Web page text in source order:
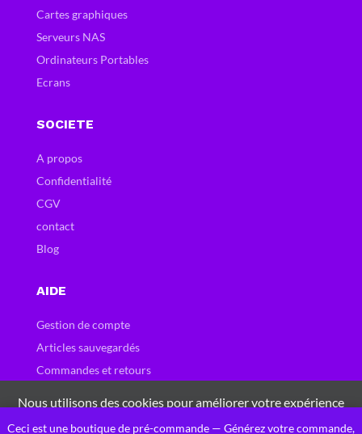
Ceci est une boutique de pré-commande — Générez votre commande,
Cartes graphiques
Serveurs NAS
Ordinateurs Portables
Ecrans
SOCIETE
A propos
Confidentialité
CGV
contact
Blog
AIDE
Gestion de compte
Articles sauvegardés
Commandes et retours
Nous utilisons des cookies pour améliorer votre expérience
sur notre site Web. En naviguant sur ce site, vous acceptez